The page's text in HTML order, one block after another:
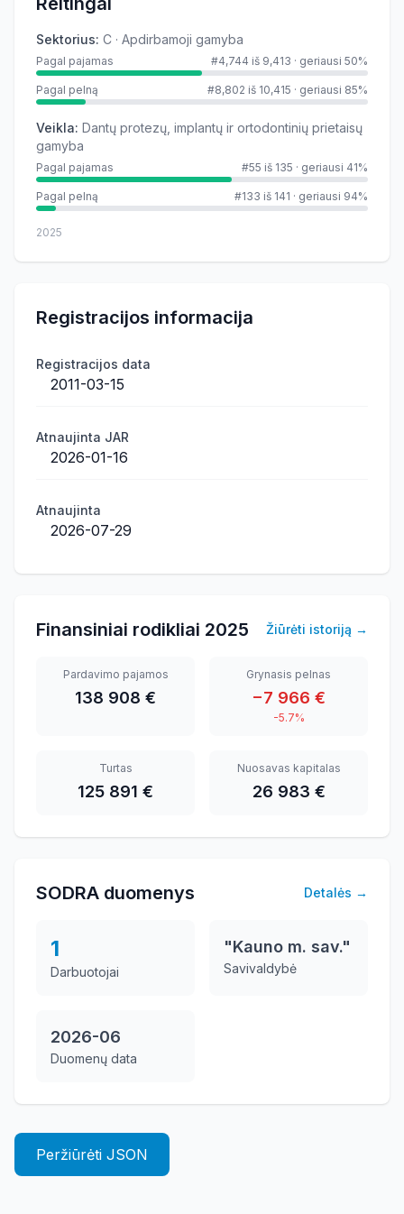
Sektorius: C · Apdirbamoji gamyba
Pagal pajamas #4,744 iš 9,413 · geriausi 50%
Pagal pelną #8,802 iš 10,415 · geriausi 85%
Veikla: Dantų protezų, implantų ir ortodontinių prietaisų
gamyba
Pagal pajamas #55 iš 135 · geriausi 41%
Pagal pelną #133 iš 141 · geriausi 94%
2025
Registracijos informacija
Registracijos data
2011-03-15
Atnaujinta JAR
2026-01-16
Atnaujinta
2026-07-29
Finansiniai rodikliai 2025 Žiūrėti istoriją →
Pardavimo pajamos
138 908 €
Grynasis pelnas
−7 966 €
-5.7%
Turtas
125 891 €
Nuosavas kapitalas
26 983 €
SODRA duomenys Detalės →
1
Darbuotojai
"Kauno m. sav."
Savivaldybė
2026-06
Duomenų data
Peržiūrėti JSON